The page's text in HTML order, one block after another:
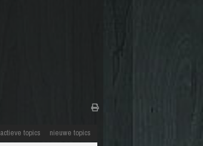
actieve topics nieuwe topics